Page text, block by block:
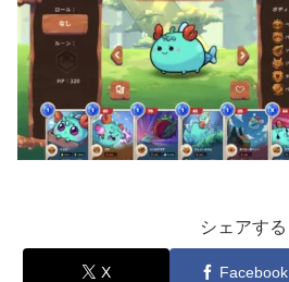
シェアする
X Facebook